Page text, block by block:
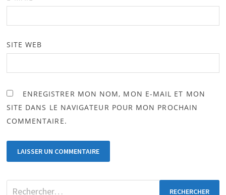
SITE WEB
ENREGISTRER MON NOM, MON E-MAIL ET MON
SITE DANS LE NAVIGATEUR POUR MON PROCHAIN
COMMENTAIRE.